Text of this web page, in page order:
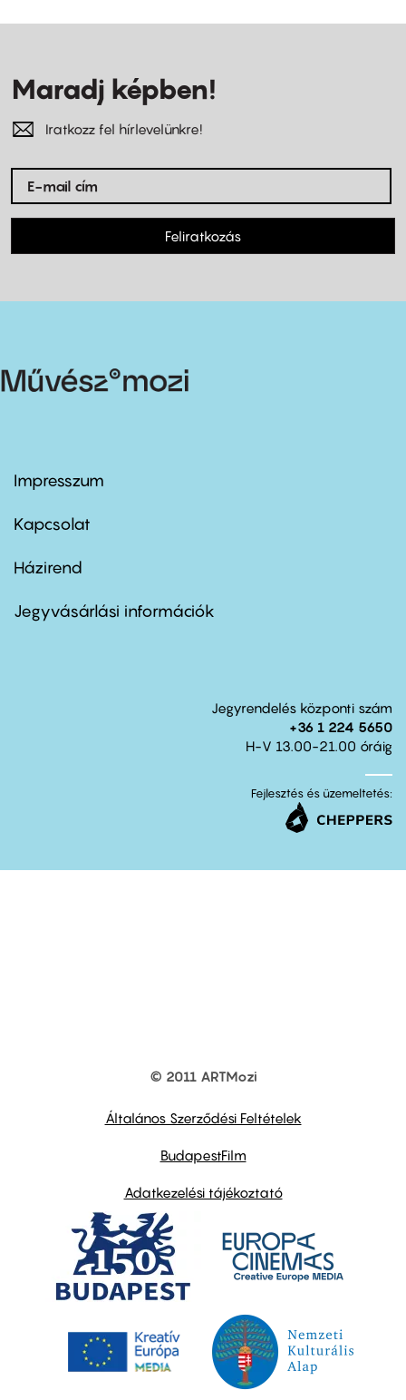
Maradj képben!
Iratkozz fel hírlevelünkre!
Feliratkozás
Footer
first
Impresszum
Kapcsolat
Footer
second
Házirend
Jegyvásárlási információk
Jegyrendelés központi szám
+36 1 224 5650
H-V 13.00-21.00 óráig
Fejlesztés és üzemeltetés:
© 2011 ARTMozi
Általános Szerződési Feltételek
BudapestFilm
Adatkezelési tájékoztató